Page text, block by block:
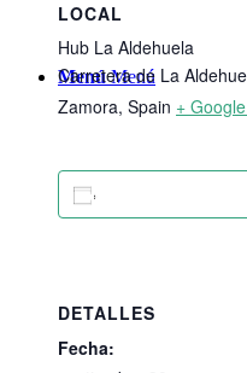
Menú Menú
LOCAL
Hub La Aldehuela
Carretera de La
Zamora, Spain +
DETALLES
Fecha: